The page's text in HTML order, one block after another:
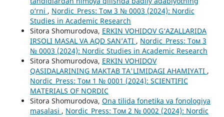
o‘rni , Nordic_Press: Том 3 № 0003 (2024): Nordic
Studies in Academic Research
Sitora Shomurodova, ERKIN VOHIDOV G‘AZALLARIDA
IRSOLI MASAL VA AQD SAN’ATI , Nordic_Press: Том 3
№ 0003 (2024): Nordic Studies in Academic Research
Sitora Shomurodova, ERKIN VOHIDOV
QASIDALARINING MAKTAB TA'LIMIDAGI AHAMIYATI ,
Nordic_Press: Том 1 № 0001 (2024): SCIENTIFIC
MATERIALS OF NORDIC
Sitora Shomurodova, Ona tilida fonetika va fonologiya
masalasi , Nordic_Press: Том 2 № 0002 (2024): Nordic